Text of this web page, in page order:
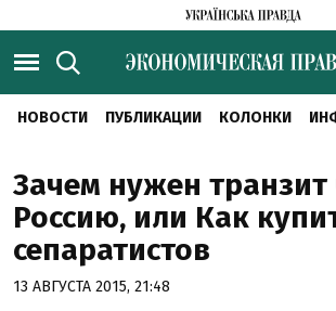
НОВОСТИ ПУБЛИКАЦИИ КОЛОНКИ
Зачем нужен транзит
Россию, или Как
сепаратистов
13 АВГУСТА 2015, 21:48